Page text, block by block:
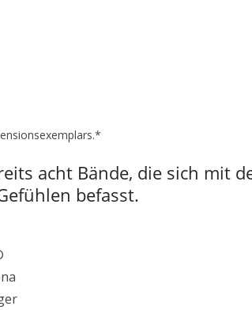
acht Bände, die sich mit
befasst.